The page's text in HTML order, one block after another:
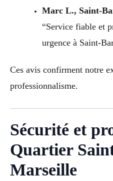
Marc L., Saint-
“Service fiable et
urgence à Saint-
Ces avis confirment notre
professionnalisme.
Sécurité et
Quartier
Marseille